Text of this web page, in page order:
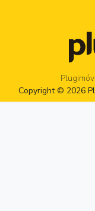
Copyright © 2026